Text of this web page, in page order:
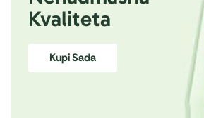
Kvaliteta
Kupi Sada